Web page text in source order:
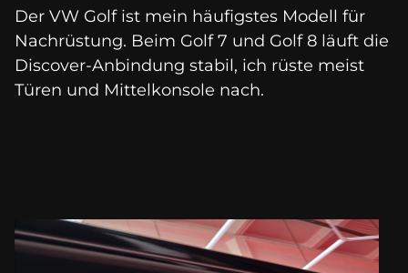
Der VW Golf ist mein häufigstes Modell für
Nachrüstung. Beim Golf 7 und Golf 8 läuft die
Discover-Anbindung stabil, ich rüste meist
Türen und Mittelkonsole nach.